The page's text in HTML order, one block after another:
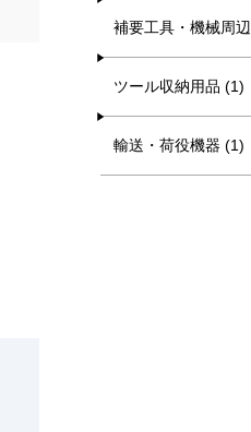
補要工具・機械周
ツール収納用品 (1)
輸送・荷役機器 (1)